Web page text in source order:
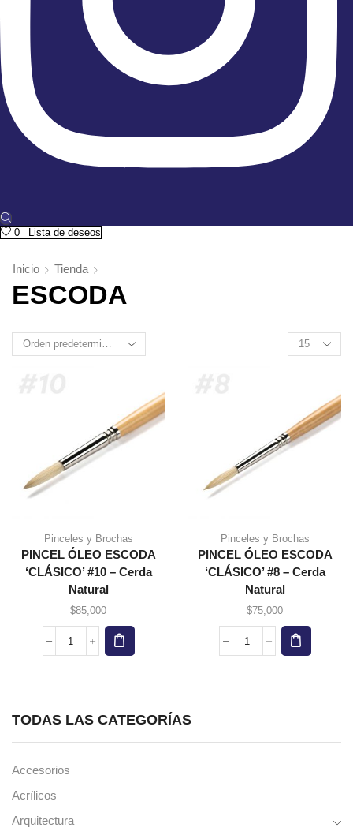
0 Lista de deseos
Inicio Tienda
ESCODA
Products
per
Pinceles y Brochas
PINCEL ÓLEO ESCODA
‘CLÁSICO’ #10 – Cerda
Natural
$85,000
PINCEL
–
Pinceles y Brochas
PINCEL ÓLEO ESCODA
‘CLÁSICO’ #8 – Cerda
Natural
$75,000
PINCEL
TODAS LAS CATEGORÍAS
Accesorios
Acrílicos
Arquitectura